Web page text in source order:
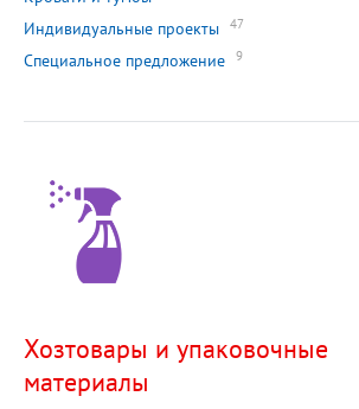
Индивидуальные проекты 47
Специальное предложение 9
Хозтовары и упаковочные
материалы